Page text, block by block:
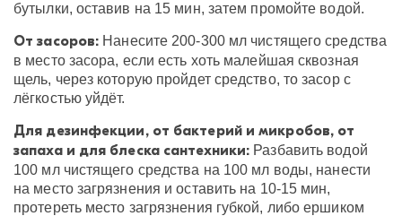
бутылки, оставив на 15 мин, затем промойте водой.
От засоров: Нанесите 200-300 мл чистящего средства
в место засора, если есть хоть малейшая сквозная
щель, через которую пройдет средство, то засор с
лёгкостью уйдёт.
Для дезинфекции, от бактерий и микробов, от
запаха и для блеска сантехники: Разбавить водой
100 мл чистящего средства на 100 мл воды, нанести
на место загрязнения и оставить на 10-15 мин,
протереть место загрязнения губкой, либо ершиком